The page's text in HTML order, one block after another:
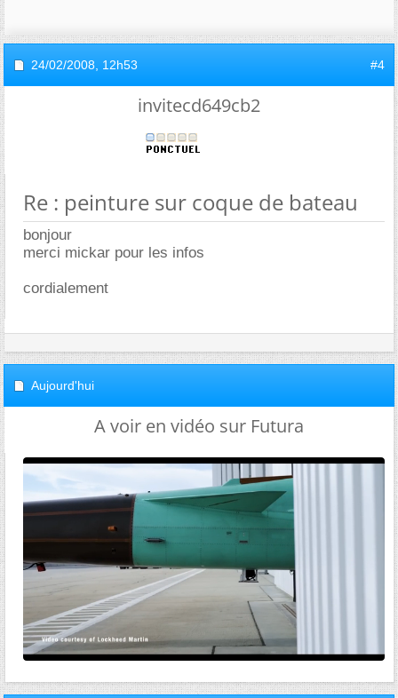
24/02/2008, 12h53 #4
invitecd649cb2
Re : peinture sur coque de bateau
bonjour
merci mickar pour les infos
cordialement
Aujourd'hui
A voir en vidéo sur Futura